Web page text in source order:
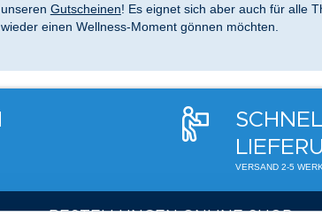
unseren Gutscheinen! Es eignet sich aber auch für alle
wieder einen Wellness-Moment gönnen möchten.
VERSAND 2-5